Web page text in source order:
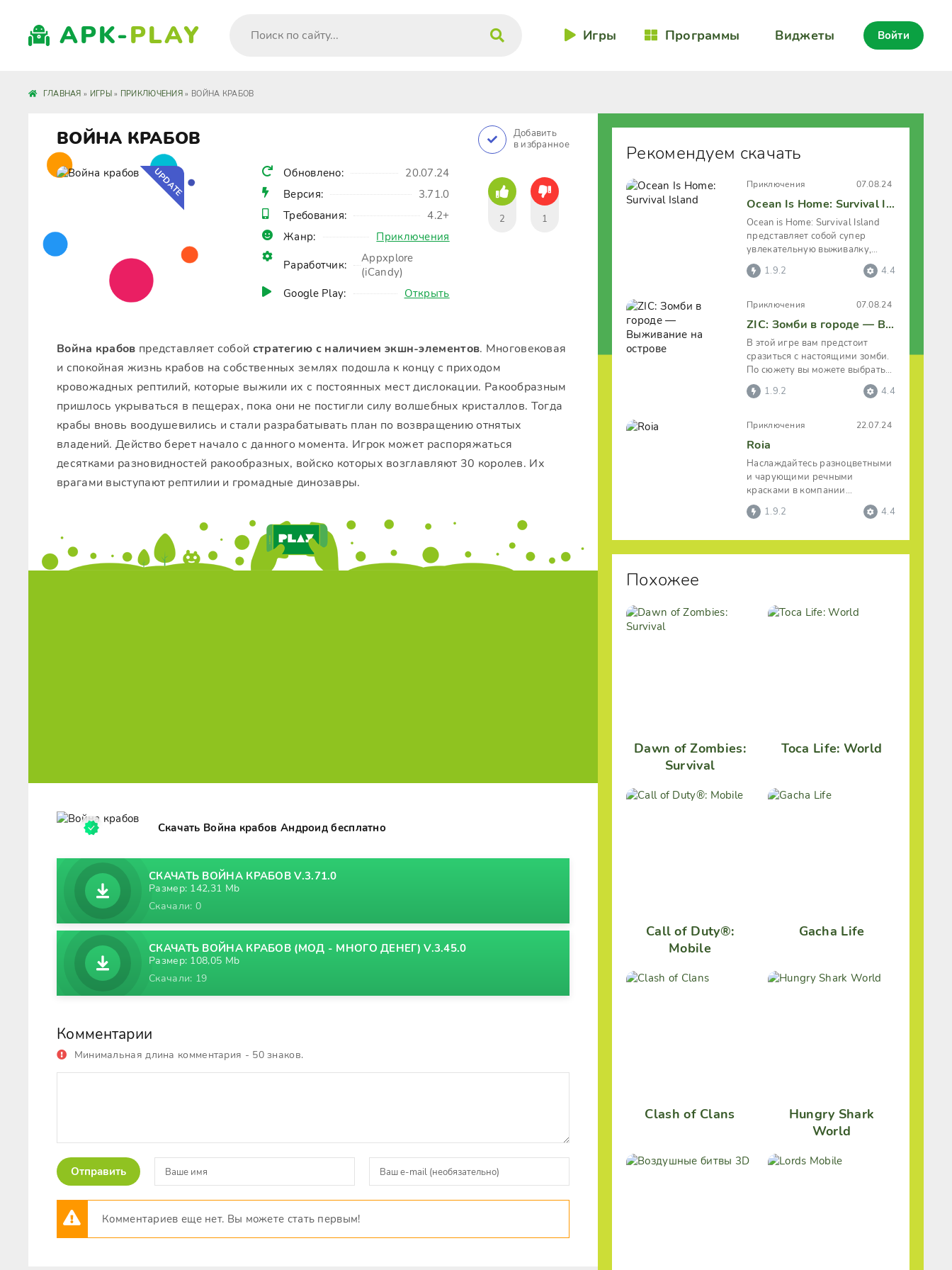
APK-PLAY Игры Программы Виджеты Войти
ГЛАВНАЯ » ИГРЫ» ПРИКЛЮЧЕНИЯ » ВОЙНА КРАБОВ
ВОЙНА КРАБОВ
Обновлено:
20.07.24
Версия:
3.71.0
Требования:
4.2+
Жанр:
Приключения
Раработчик:
Appxplore
(iCandy)
Google Play:
Открыть
UPDATE
Добавить
в избранное
2 1
Война крабов представляет собой стратегию с наличием экшн-элементов. Многовековая
и спокойная жизнь крабов на собственных землях подошла к концу с приходом
кровожадных рептилий, которые выжили их с постоянных мест дислокации. Ракообразным
пришлось укрываться в пещерах, пока они не постигли силу волшебных кристаллов. Тогда
крабы вновь воодушевились и стали разрабатывать план по возвращению отнятых
владений. Действо берет начало с данного момента. Игрок может распоряжаться
десятками разновидностей ракообразных, войско которых возглавляют 30 королев. Их
врагами выступают рептилии и громадные динозавры.
Скачать Война крабов Андроид бесплатно
СКАЧАТЬ ВОЙНА КРАБОВ V.3.71.0
Размер: 142,31 Mb
Скачали: 0
СКАЧАТЬ ВОЙНА КРАБОВ (МОД - МНОГО ДЕНЕГ) V.3.45.0
Размер: 108,05 Mb
Скачали: 19
Комментарии
Минимальная длина комментария - 50 знаков.
Отправить
Комментариев еще нет. Вы можете стать первым!
Рекомендуем скачать
Приключения 07.08.24
Ocean Is Home: Survival Island
Ocean is Home: Survival Island
представляет собой супер
увлекательную выживалку,
бросающую геймеру дерзкий
вызов. В
1.9.2 4.4
Приключения 07.08.24
ZIC: Зомби в городе — Выживание на острове
В этой игре вам предстоит
сразиться с настоящими зомби.
По сюжету вы можете выбрать
одного из четырёх персонажей,
1.9.2 4.4
Приключения 22.07.24
Roia
Наслаждайтесь разноцветными
и чарующими речными
красками в компании
неординарного,
впечатляющего, позитивного,
1.9.2 4.4
Похожее
Dawn of Zombies:
Survival
Toca Life: World
Call of Duty®:
Mobile
Gacha Life
Clash of Clans
Hungry Shark
World